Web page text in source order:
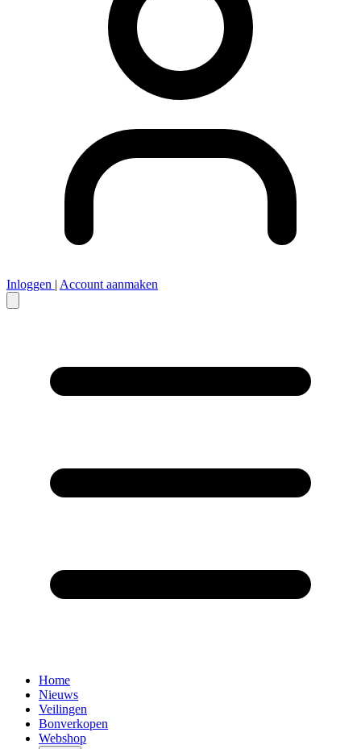
Inloggen | Account aanmaken
Home
Nieuws
Veilingen
Bonverkopen
Webshop